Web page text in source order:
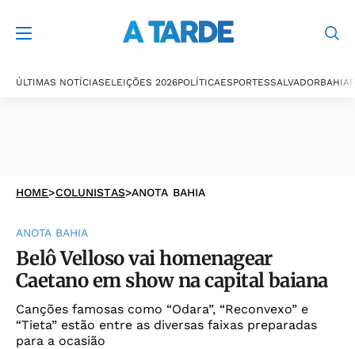
ÚLTIMAS NOTÍCIASELEIÇÕES 2026POLÍTICAESPORTESSALVADORBAHIA
HOME>COLUNISTAS>ANOTA BAHIA
ANOTA BAHIA
Belô Velloso vai homenagear
Caetano em show na capital baiana
Canções famosas como “Odara”, “Reconvexo” e
“Tieta” estão entre as diversas faixas preparadas
para a ocasião